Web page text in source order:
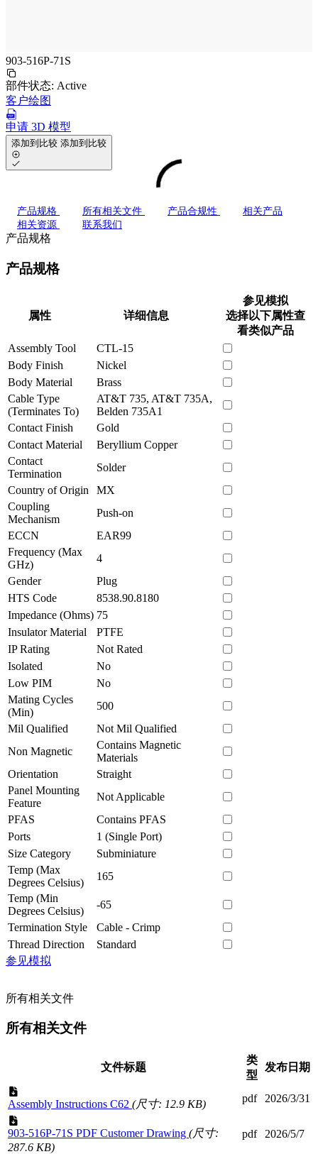
903-516P-71S
部件状态: Active
客户绘图
申请 3D 模型
添加到比较 添加到比较
产品规格 所有相关文件 产品合规性
相关产品
相关资源
联系我们
产品规格
产品规格
属性 详细信息
参见模拟
选择以下属性查
看类似产品
Assembly Tool
CTL-15
Body Finish
Nickel
Body Material
Brass
Cable Type
(Terminates To)
AT&T 735, AT&T 735A,
Belden 735A1
Contact Finish
Gold
Contact Material
Beryllium Copper
Contact
Termination
Solder
Country of Origin
MX
Coupling
Mechanism
Push-on
ECCN
EAR99
Frequency (Max
GHz)
4
Gender
Plug
HTS Code
8538.90.8180
Impedance (Ohms) 75
Insulator Material
PTFE
IP Rating
Not Rated
Isolated
No
Low PIM
No
Mating Cycles
(Min)
500
Mil Qualified
Not Mil Qualified
Non Magnetic
Contains Magnetic
Materials
Orientation
Straight
Panel Mounting
Feature
Not Applicable
PFAS
Contains PFAS
Ports
1 (Single Port)
Size Category
Subminiature
Temp (Max
Degrees Celsius)
165
Temp (Min
Degrees Celsius)
-65
Termination Style
Cable - Crimp
Thread Direction
Standard
参见模拟
所有相关文件
所有相关文件
文件标题
类
型
发布日期
Assembly Instructions C62 (尺寸: 12.9 KB) pdf 2026/3/31
903-516P-71S PDF Customer Drawing (尺寸:
287.6 KB)
pdf 2026/5/7